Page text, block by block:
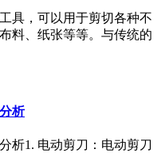
具，可以用于剪切各种不
料、纸张等等。与传统的
析
析1. 电动剪刀：电动剪刀